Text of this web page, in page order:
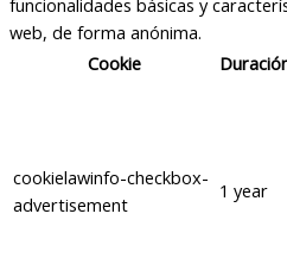
funcionalidades básicas y
web, de forma anónima.
Cookie
cookielawinfo-checkbox-
advertisement
1 year